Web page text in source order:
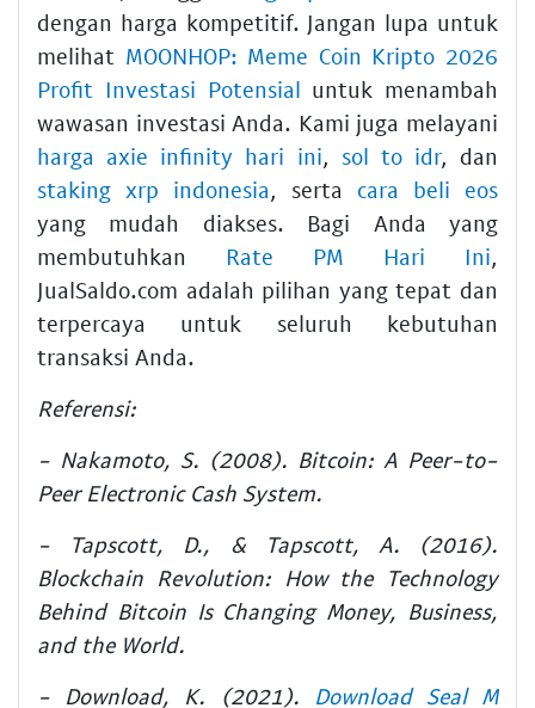
dengan harga kompetitif. Jangan lupa untuk
melihat MOONHOP: Meme Coin Kripto 2026
Profit Investasi Potensial untuk menambah
wawasan investasi Anda. Kami juga melayani
harga axie infinity hari ini, sol to idr, dan
staking xrp indonesia, serta cara beli eos
yang mudah diakses. Bagi Anda yang
membutuhkan Rate PM Hari Ini,
JualSaldo.com adalah pilihan yang tepat dan
terpercaya untuk seluruh kebutuhan
transaksi Anda.
Referensi:
- Nakamoto, S. (2008). Bitcoin: A Peer-to-
Peer Electronic Cash System.
- Tapscott, D., & Tapscott, A. (2016).
Blockchain Revolution: How the Technology
Behind Bitcoin Is Changing Money, Business,
and the World.
- Download, K. (2021).
Download Seal M